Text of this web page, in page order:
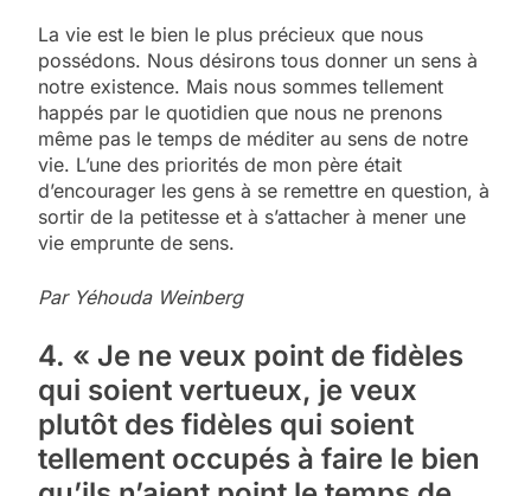
La vie est le bien le plus précieux que nous
possédons. Nous désirons tous donner un sens à
notre existence. Mais nous sommes tellement
happés par le quotidien que nous ne prenons
même pas le temps de méditer au sens de notre
vie. L’une des priorités de mon père était
d’encourager les gens à se remettre en question, à
sortir de la petitesse et à s’attacher à mener une
vie emprunte de sens.
Par Yéhouda Weinberg
4. « Je ne veux point de fidèles
qui soient vertueux, je veux
plutôt des fidèles qui soient
tellement occupés à faire le bien